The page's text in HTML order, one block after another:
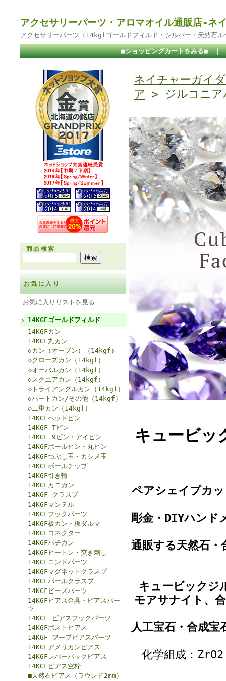
アクセサリーパーツ・アロマオイル通販店-ネ
アクセサリーパーツ（14kgfゴールドフィルド・シルバー・天然石
■ショッピングカートをみる■ ｜
商品検索
お気に入り
お気に入りリストを見る
14KGFゴールドフィルド
14KGFカン
14KGF丸カン
◇カン（オープン）（14kgf）
◇クローズカン（14kgf）
◇オーバルカン（14kgf）
◇スクエアカン（14kgf）
◇トライアングルカン（14kgf）
◇ハートカン/その他（14kgf）
◇二重カン（14kgf）
14KGFヘッドピン
14KGF Tピン
14KGF 9ピン・アイピン
14KGFボールピン・丸ピン
14KGFつぶし玉・カシメ玉
14KGFボールチップ
14KGF引き輪
14KGFカニカン
14KGF クラスプ
14KGFマンテル
14KGFフックパーツ
14KGF板カン・板ダルマ
14KGFコネクター
14KGFバチカン
14KGFヒートン・突き刺し
14KGFエンドパーツ
14KGFマグネットクラスプ
14KGFパールクラスプ
14KGFビーズパーツ
14KGFピアス金具・ピアスパー
ツ
14KGF ピアスフックパーツ
14KGFポストピアス
14KGF フープピアスパーツ
14KGFアメリカンピアス
14KGFレバーバックピアス
14KGFピアス空枠
■天然石ピアス（ラウンド2mm）
ネイチャーガイ
ア > ジルコニア
キュービッ
ペアシェイプカ
彫金・DIYハンド
通販する天然石・
キュービックジ
モアサナイト、
人工宝石・合成
化学組成：